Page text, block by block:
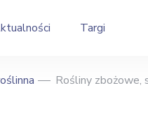
Targi
Rośliny zbożowe,